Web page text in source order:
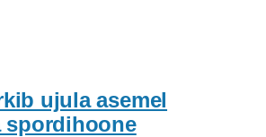
ujula asemel
spordihoone